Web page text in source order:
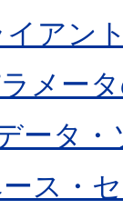
アン
メー
ータ
ス・